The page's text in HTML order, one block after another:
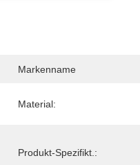
Markenname
Material:
Produkt-Spezifikt.: